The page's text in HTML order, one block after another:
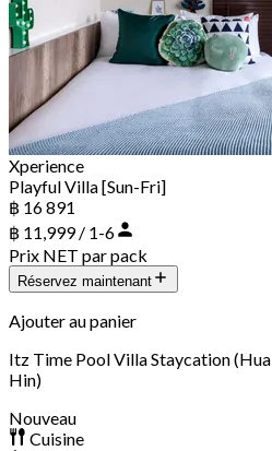
Xperience
Playful Villa [Sun-Fri]
฿ 16 891
฿ 11,999 / 1-6
Prix NET par pack
Réservez maintenant
Ajouter au panier
Itz Time Pool Villa Staycation (Hua
Hin)
Nouveau
Cuisine